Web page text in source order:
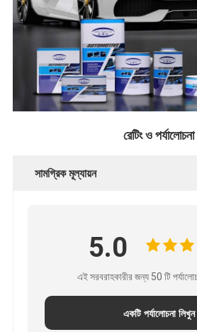
রেটিং ও পর্যালোচনা
সামগ্রিক মূল্যায়ন
5.0
এই সরবরাহকারীর জন্য 50 টি
একটি পর্যালোচনা লিখুন